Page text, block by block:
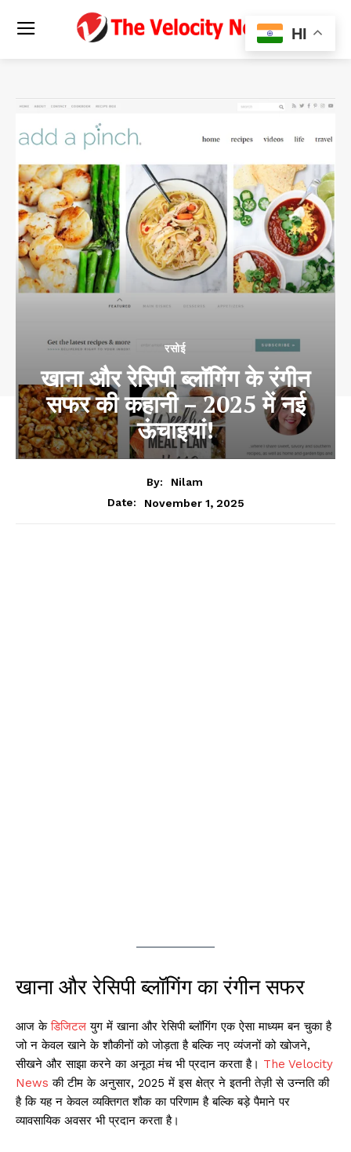
रसोई
खाना और रेसिपी ब्लॉगिंग के रंगीन
सफर की कहानी – 2025 में नई
ऊंचाइयां!
By:
Nilam
Date:
November 1, 2025
खाना और रेसिपी ब्लॉगिंग का रंगीन सफर
आज केडिजिटल युग में खाना और रेसिपी ब्लॉगिंग एक ऐसा माध्यम बन चुका है
जो न केवल खाने के शौकीनों को जोड़ता है बल्कि नए व्यंजनों को खोजने,
सीखने और साझा करने का अनूठा मंच भी प्रदान करता है। The Velocity
News की टीम के अनुसार, 2025 में इस क्षेत्र ने इतनी तेज़ी से उन्नति की
है कि यह न केवल व्यक्तिगत शौक का परिणाम है बल्कि बड़े पैमाने पर
व्यावसायिक अवसर भी प्रदान करता है।
HI